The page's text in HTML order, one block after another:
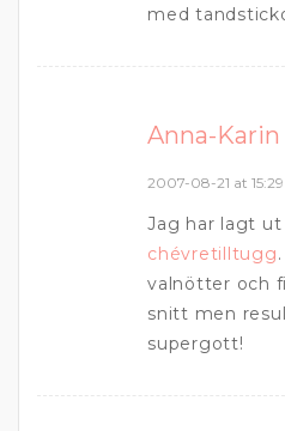
med
Anna-Karin
2007-08-21 at 15:29
Jag har lagt ut
chévretilltugg
valnötter och
snitt men
supergott!